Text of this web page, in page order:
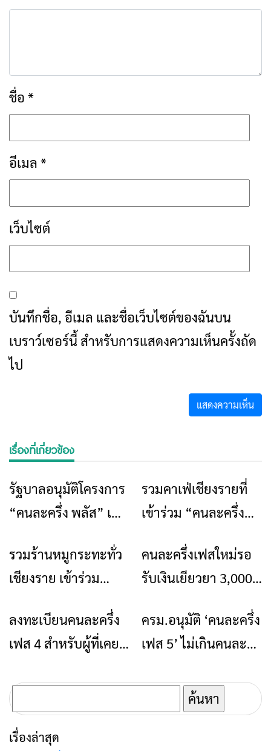
ชื่อ *
อีเมล *
เว็บไซต์
บันทึกชื่อ, อีเมล และชื่อเว็บไซต์ของฉันบน
เบราว์เซอร์นี้ สำหรับการแสดงความเห็นครั้งถัด
ไป
เรื่องที่เกี่ยวข้อง
ข่าวเชียงราย
รัฐบาลอนุมัติโครงการ
“คนละครึ่ง พลัส” เฟส
ร้านค้ารายย่อยให้เข้า
สู่ระบบดิจิทัล พร้อม
สูงสุด 2,000 บาทต่อ
ร้านค้า
ร้านอาหารที่พัก
รวมคาเฟ่เชียงรายที่
เข้าร่วม “คนละครึ่ง
ร้านอาหารที่พัก
รวมร้านหมูกระทะทั่ว
เชียงราย เข้าร่วม
2568
ข่าวเชียงราย
คนละครึ่งเฟสใหม่รอ
รับเงินเยียวยา 3,000
ข่าวเชียงราย
ลงทะเบียนคนละครึ่ง
เฟส 4 สำหรับผู้ที่เคย
ข่าวเชียงราย
ครม.อนุมัติ ‘คนละครึ่ง
เฟส 5’ ไม่เกินคนละ
โครงการ เริ่ม 1 ก.ย.นี้
ค้นหา
สำหรับ:
เรื่องล่าสุด